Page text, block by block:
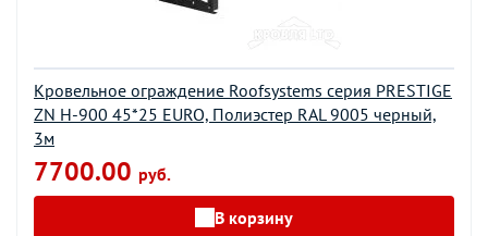
Кровельное ограждение Roofsystems серия PRESTIGE
ZN H-900 45*25 EURO, Полиэстер RAL 9005 черный,
3м
7700.00 руб.
В корзину